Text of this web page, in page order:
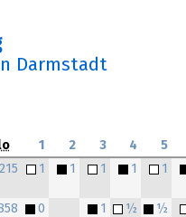
Darmstadt
1 2 3 4 5
1 1 1 1 1
0 1 ½ ½